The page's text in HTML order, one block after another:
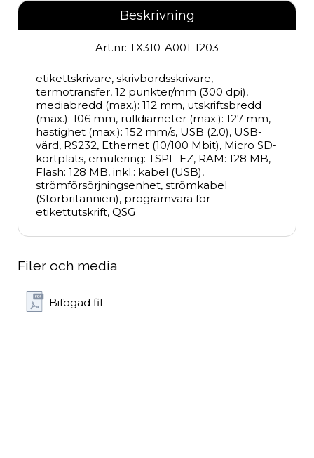
Beskrivning
Art.nr: TX310-A001-1203
etikettskrivare, skrivbordsskrivare,
termotransfer, 12 punkter/mm (300 dpi),
mediabredd (max.): 112 mm, utskriftsbredd
(max.): 106 mm, rulldiameter (max.): 127 mm,
hastighet (max.): 152 mm/s, USB (2.0), USB-
värd, RS232, Ethernet (10/100 Mbit), Micro SD-
kortplats, emulering: TSPL-EZ, RAM: 128 MB,
Flash: 128 MB, inkl.: kabel (USB),
strömförsörjningsenhet, strömkabel
(Storbritannien), programvara för
etikettutskrift, QSG
Filer och media
Bifogad fil